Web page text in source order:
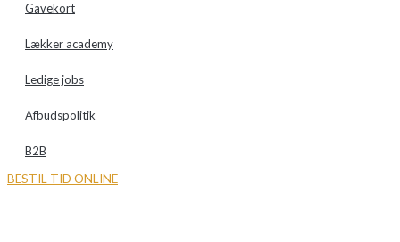
Gavekort
Lækker academy
Ledige jobs
Afbudspolitik
B2B
BESTIL TID ONLINE